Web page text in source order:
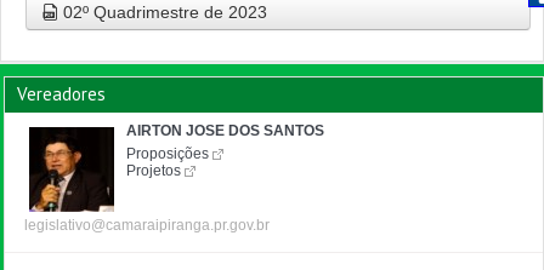
02º Quadrimestre de 2023
Vereadores
AIRTON JOSE DOS SANTOS
Proposições
Projetos
legislativo@camaraipiranga.pr.gov.br